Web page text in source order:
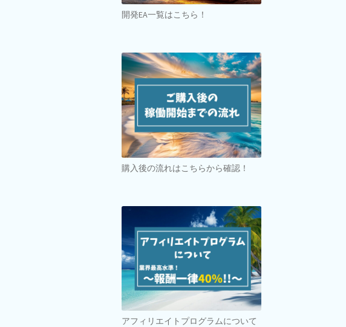
開発EA一覧はこちら！
購入後の流れはこちらから確認！
アフィリエイトプログラムについて